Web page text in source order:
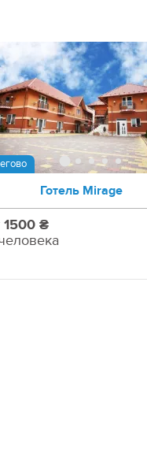
Готель Mirage
1500 ₴